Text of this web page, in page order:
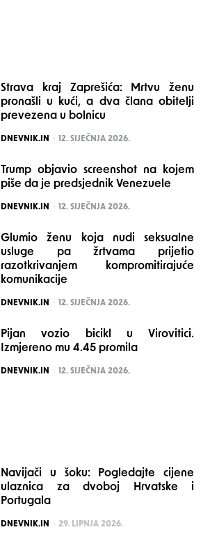
Strava kraj Zaprešića: Mrtvu ženu
pronašli u kući, a dva člana obitelji
prevezena u bolnicu
POSTED
DNEVNIK.IN 12. SIJEČNJA 2026.
Trump objavio screenshot na kojem
piše da je predsjednik Venezuele
POSTED
DNEVNIK.IN 12. SIJEČNJA 2026.
Glumio ženu koja nudi seksualne
usluge pa žrtvama prijetio
razotkrivanjem kompromitirajuće
komunikacije
POSTED
DNEVNIK.IN 12. SIJEČNJA 2026.
Pijan vozio bicikl u Virovitici.
Izmjereno mu 4.45 promila
POSTED
DNEVNIK.IN 12. SIJEČNJA 2026.
Navijači u šoku: Pogledajte cijene
ulaznica za dvoboj Hrvatske i
Portugala
POSTED
DNEVNIK.IN 29. LIPNJA 2026.